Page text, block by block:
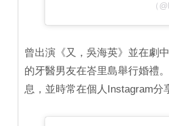
（
曾出演《又，吳海英》並在劇
的牙醫男友在峇里島舉行婚禮
息，並時常在個人Instagram